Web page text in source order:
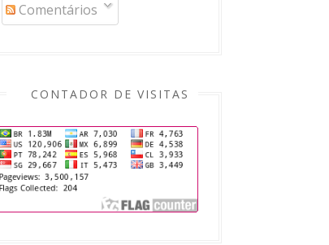
Comentários
CONTADOR DE VISITAS